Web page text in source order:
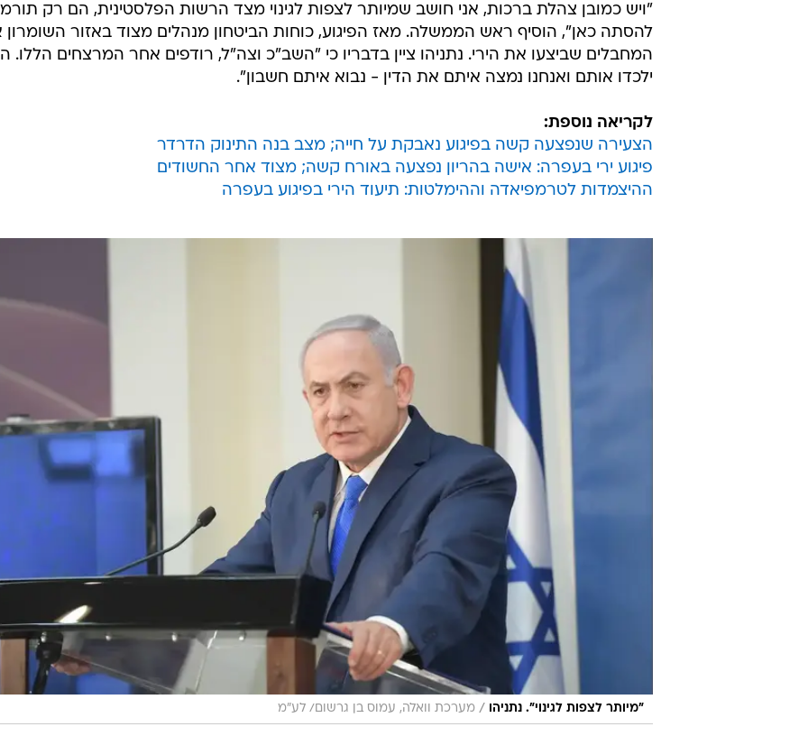
"ויש כמובן צהלת ברכות, אני חושב שמיותר לצפות לגינוי מצד הרשות הפלסטינית, הם רק
להסתה כאן", הוסיף ראש הממשלה. מאז הפיגוע, כוחות הביטחון מנהלים מצוד באזור
המחבלים שביצעו את הירי. נתניהו ציין בדבריו כי "השב"כ וצה"ל, רודפים אחר המרצחים הללו.
ילכדו אותם ואנחנו נמצה איתם את הדין - נבוא איתם חשבון".
לקריאה נוספת:
הצעירה שנפצעה קשה בפיגוע נאבקת על חייה; מצב בנה התינוק הדרדר
פיגוע ירי בעפרה: אישה בהריון נפצעה באורח קשה; מצוד אחר החשודים
ההיצמדות לטרמפיאדה וההימלטות: תיעוד הירי בפיגוע בעפרה
"מיותר לצפות לגינוי". נתניהו / מערכת וואלה, עמוס בן גרשום/ לע"מ